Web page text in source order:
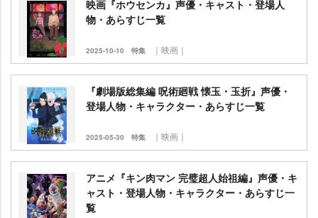
映画『ホウセンカ』声優・キャスト・登場人
物・あらすじ一覧
2025-10-10 特集 ｜映画｜
『劇場版総集編 呪術廻戦 懐玉・玉折』声優・
登場人物・キャラクター・あらすじ一覧
2025-05-30 特集 ｜映画｜
アニメ『キン肉マン 完璧超人始祖編』声優・キ
ャスト・登場人物・キャラクター・あらすじ一
覧